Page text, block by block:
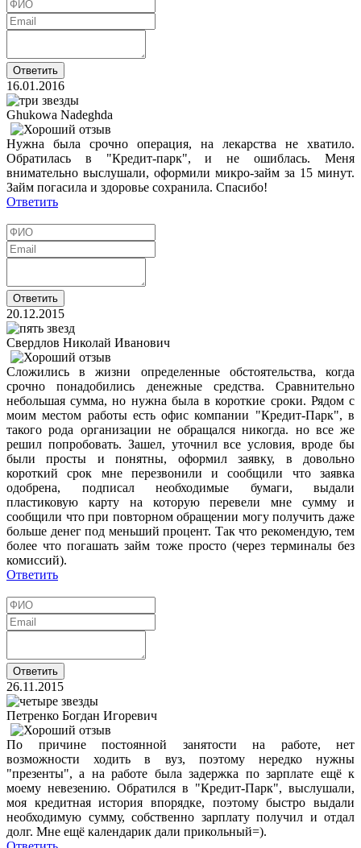
16.01.2016
Ghukowa Nadeghda
Нужна была срочно операция, на лекарства не хватило.
Обратилась в "Кредит-парк", и не ошиблась. Меня
внимательно выслушали, оформили микро-займ за 15 минут.
Займ погасила и здоровье сохранила. Спасибо!
Ответить
20.12.2015
Свердлов Николай Иванович
Сложились в жизни определенные обстоятельства, когда
срочно понадобились денежные средства. Сравнительно
небольшая сумма, но нужна была в короткие сроки. Рядом с
моим местом работы есть офис компании "Кредит-Парк", в
такого рода организации не обращался никогда. но все же
решил попробовать. Зашел, уточнил все условия, вроде бы
были просты и понятны, оформил заявку, в довольно
короткий срок мне перезвонили и сообщили что заявка
одобрена, подписал необходимые бумаги, выдали
пластиковую карту на которую перевели мне сумму и
сообщили что при повторном обращении могу получить даже
больше денег под меньший процент. Так что рекомендую, тем
более что погашать займ тоже просто (через терминалы без
комиссий).
Ответить
26.11.2015
Петренко Богдан Игоревич
По причине постоянной занятости на работе, нет
возможности ходить в вуз, поэтому нередко нужны
"презенты", а на работе была задержка по зарплате ещё к
моему невезению. Обратился в "Кредит-Парк", выслушали,
моя кредитная история впорядке, поэтому быстро выдали
необходимую сумму, собственно зарплату получил и отдал
долг. Мне ещё календарик дали прикольный=).